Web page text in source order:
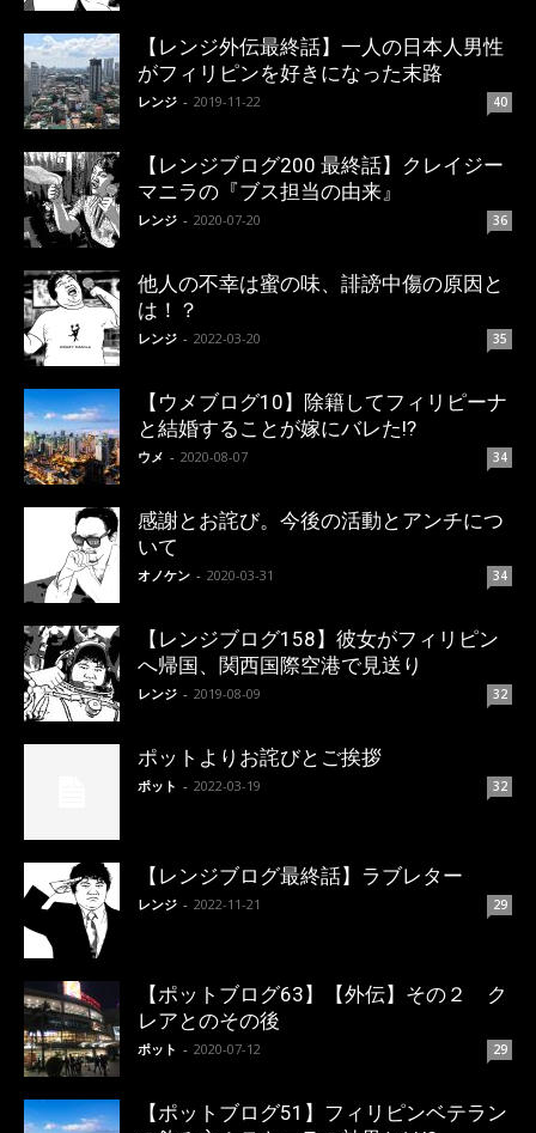
【レンジ外伝最終話】一人の日本人男性
がフィリピンを好きになった末路
レンジ - 2019-11-22 40
【レンジブログ200 最終話】クレイジー
マニラの『ブス担当の由来』
レンジ - 2020-07-20 36
他人の不幸は蜜の味、誹謗中傷の原因と
は！？
レンジ - 2022-03-20 35
【ウメブログ10】除籍してフィリピーナ
と結婚することが嫁にバレた!?
ウメ - 2020-08-07 34
感謝とお詫び。今後の活動とアンチにつ
いて
オノケン - 2020-03-31 34
【レンジブログ158】彼女がフィリピン
へ帰国、関西国際空港で見送り
レンジ - 2019-08-09 32
ポットよりお詫びとご挨拶
ポット - 2022-03-19 32
【レンジブログ最終話】ラブレター
レンジ - 2022-11-21 29
【ポットブログ63】【外伝】その２ ク
レアとのその後
ポット - 2020-07-12 29
【ポットブログ51】フィリピンベテラン